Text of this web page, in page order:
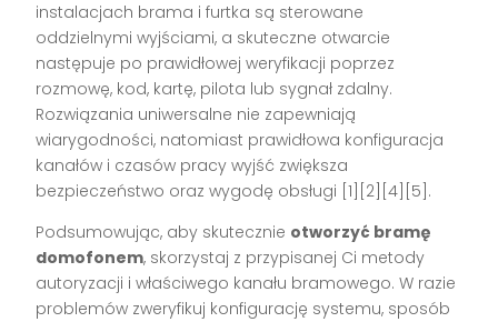
instalacjach brama i furtka są sterowane
oddzielnymi wyjściami, a skuteczne otwarcie
następuje po prawidłowej weryfikacji poprzez
rozmowę, kod, kartę, pilota lub sygnał zdalny.
Rozwiązania uniwersalne nie zapewniają
wiarygodności, natomiast prawidłowa konfiguracja
kanałów i czasów pracy wyjść zwiększa
bezpieczeństwo oraz wygodę obsługi [1][2][4][5].
Podsumowując, aby skutecznie otworzyć bramę
domofonem, skorzystaj z przypisanej Ci metody
autoryzacji i właściwego kanału bramowego. W razie
problemów zweryfikuj konfigurację systemu, sposób